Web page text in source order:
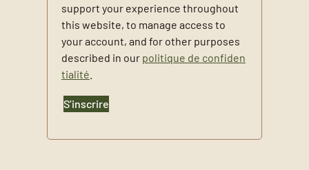
support your experience throughout
this website, to manage access to
your account, and for other purposes
described in our politique de confiden
tialité
S’inscrire